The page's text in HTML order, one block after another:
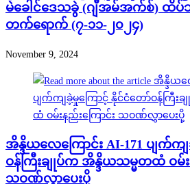
မဲခေါင်ဒေသခွဲ (ဂျီအမ်အက်စ်) ထိ
တက်ရောက် (၇-၁၁-၂၀၂၄)
November 9, 2024
အိန္ဒိယလေကြောင်း AI-171 ပျက်က
ဝန်ကြီးချုပ်က အိန္ဒိယသမ္မတထံ ဝမ်း
သဝဏ်လွှာပေးပို့